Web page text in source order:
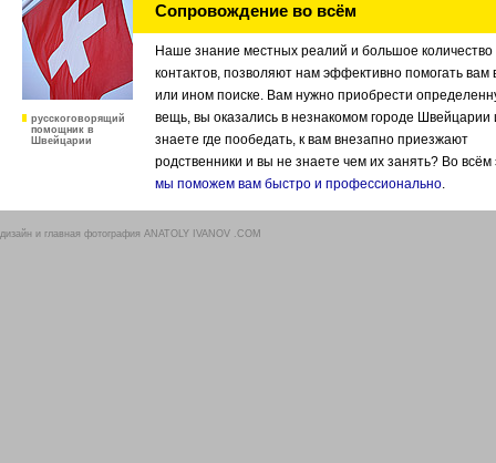
Сопровождение во всём
русскоговорящий
помощник в
Швейцарии
Наше знание местных реалий и большое количество
контактов, позволяют нам эффективно помогать вам
или ином поиске. Вам нужно приобрести
вещь, вы оказались в незнакомом городе Швейцарии
знаете где пообедать, к вам внезапно приезжают
родственники и вы не знаете чем их занять? Во всём
мы поможем вам быстро и профессионально.
дизайн и главная фотография ANATOLY IVANOV .COM